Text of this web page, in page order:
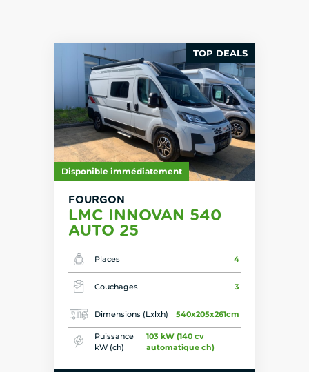
TOP DEALS
Disponible immédiatement
FOURGON
LMC INNOVAN 540
AUTO 25
Places 4
Couchages 3
Dimensions (Lxlxh) 540x205x261cm
Puissance
kW (ch)
103 kW (140 cv
automatique ch)